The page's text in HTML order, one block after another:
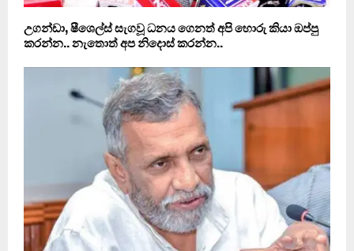
උගන්ඩා, ෂීශෙල්ස් සැගවූ ධනය ගෙනත් අපි හොරු කියා ඔප්පු
කරන්න.. නැතොත් අප නිදොස් කරන්න..